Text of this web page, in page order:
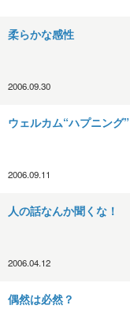
柔らかな感性
2006.09.30
ウェルカム“ハプニング”
2006.09.11
人の話なんか聞くな！
2006.04.12
偶然は必然？